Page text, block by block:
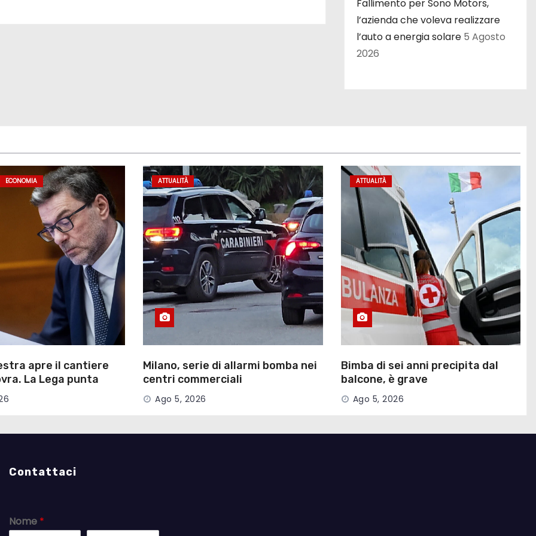
Fallimento per Sono Motors,
l’azienda che voleva realizzare
l’auto a energia solare 5 Agosto
2026
ECONOMIA
apre il cantiere
La Lega punta
ATTUALITÀ
Milano, serie di allarmi bomba nei
centri commerciali
Ago 5, 2026
ATTUALITÀ
Bimba di sei anni precipita dal
balcone, è grave
Ago 5, 2026
Contattaci
Nome *